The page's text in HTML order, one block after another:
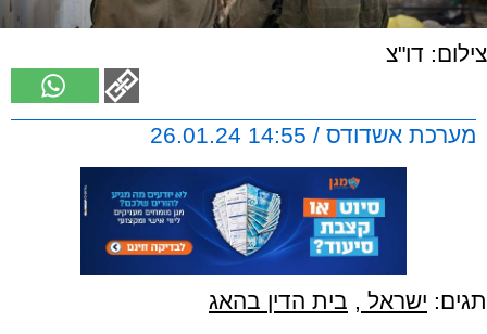
צילום: דו"צ
מערכת אשדודס / 14:55 26.01.24
תגים: ישראל , בית הדין בהאג